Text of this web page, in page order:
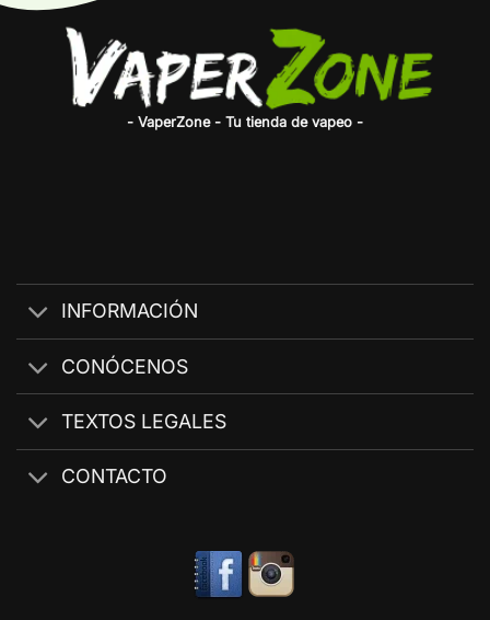
- VaperZone - Tu tienda de vapeo -
INFORMACIÓN
CONÓCENOS
TEXTOS LEGALES
CONTACTO